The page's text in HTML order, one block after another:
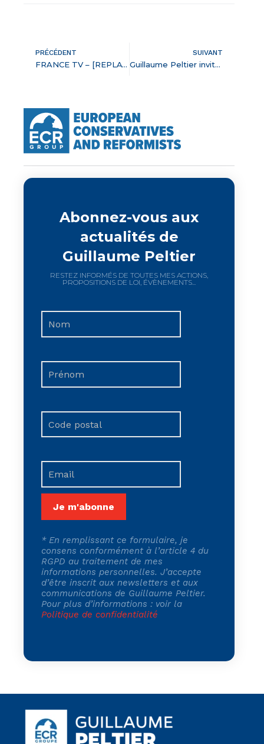
PRÉCÉDENT
FRANCE TV – [REPLAY] – Guillaume Peltier invité de l’émission Les 4V le mardi 15 février 2022
SUIVANT
Guillaume Peltier invité de la matinale de L’Opinion le mercredi 16 février 2022
Abonnez-vous aux
actualités de
Guillaume Peltier
RESTEZ INFORMÉS DE TOUTES MES ACTIONS,
PROPOSITIONS DE LOI, ÉVÈNEMENTS...
* En remplissant ce formulaire, je
consens conformément à l’article 4 du
RGPD au traitement de mes
informations personnelles. J’accepte
d’être inscrit aux newsletters et aux
communications de Guillaume Peltier.
Pour plus d’informations : voir la
Politique de confidentialité